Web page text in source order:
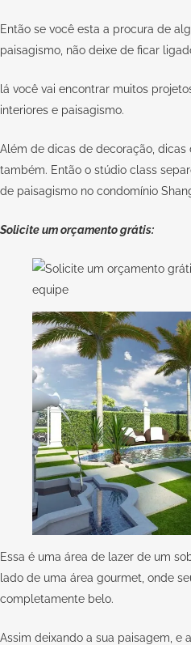
Então se você esta a procura de
paisagismo, não deixe de ficar
lá você vai encontrar muitos
interiores e paisagismo.
Além de dicas de decoração,
também. Então o stúdio class
de paisagismo no condomínio
Solicite um orçamento grátis:
Essa é uma área de lazer de um
lado de uma área gourmet, onde
completamente belo.
Assim deixando a sua paisagem, e